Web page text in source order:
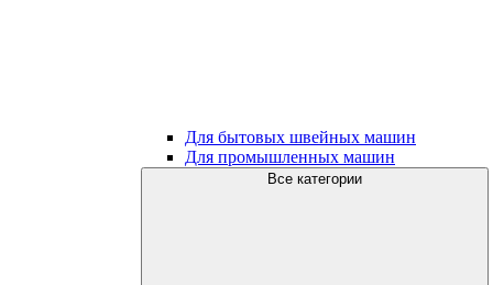
Для бытовых швейных машин
Для промышленных машин
Все категории